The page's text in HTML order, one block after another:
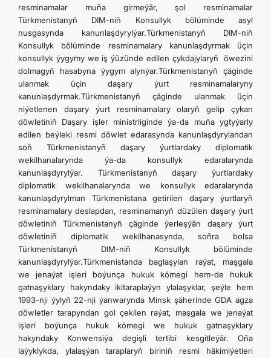
resminamalar muňa girmeýär, şol resminamalar
Türkmenistanyň DIM-niň Konsullyk bölüminde asyl
nusgasynda kanunlaşdyrylýar.Türkmenistanyň DIM-niň
Konsullyk bölüminde resminamalary kanunlaşdyrmak üçin
konsullyk ýygymy we iş ýüzünde edilen çykdajylaryň öwezini
dolmagyň hasabyna ýygym alynýar.Türkmenistanyň çäginde
ulanmak üçin daşary ýurt resminamalaryny
kanunlaşdyrmak.Türkmenistanyň çäginde ulanmak üçin
niýetlenen daşary ýurt resminamalary olaryň gelip çykan
döwletiniň Daşary işler ministrliginde ýa-da muňa ygtyýarly
edilen beýleki resmi döwlet edarasynda kanunlaşdyrylandan
soň Türkmenistanyň daşary ýurtlardaky diplomatik
wekilhanalarynda ýa-da konsullyk edaralarynda
kanunlaşdyrylýar. Türkmenistanyň daşary ýurtlardaky
diplomatik wekilhanalarynda we konsullyk edaralarynda
kanunlaşdyrylman Türkmenistana getirilen daşary ýurtlaryň
resminamalary deslapdan, resminamanyň düzülen daşary ýurt
döwletiniň Türkmenistanyň çäginde ýerleşýän daşary ýurt
döwletiniň diplomatik wekilhanasynda, soňra bolsa
Türkmenistanyň DIM-niň Konsullyk bölüminde
kanunlaşdyrylýar.Türkmenistanda baglaşylan raýat, maşgala
we jenaýat işleri boýunça hukuk kömegi hem-de hukuk
gatnaşyklary hakyndaky ikitaraplaýyn ylalaşyklar, şeýle hem
1993-nji ýylyň 22-nji ýanwarynda Minsk şäherinde GDA agza
döwletler tarapyndan gol çekilen raýat, maşgala we jenaýat
işleri boýunça hukuk kömegi we hukuk gatnaşyklary
hakyndaky Konwensiýa degişli tertibi kesgitleýär. Oňa
laýyklykda, ylalaşýan taraplaryň biriniň resmi häkimiýetleri